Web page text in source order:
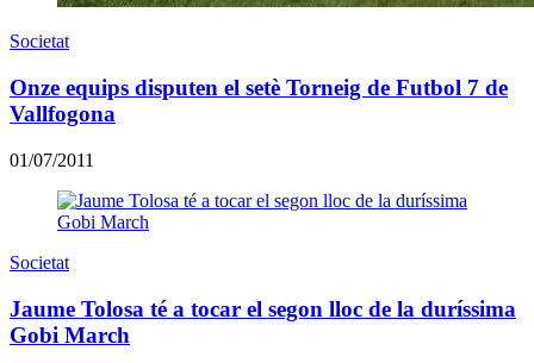
Societat
Onze equips disputen el setè Torneig de Futbol 7 de
Vallfogona
01/07/2011
Societat
Jaume Tolosa té a tocar el segon lloc de la duríssima
Gobi March